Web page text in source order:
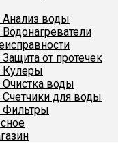
Анализ воды
Водонагреватели
Защита от протечек
Кулеры
Очистка воды
Счетчики для воды
Фильтры